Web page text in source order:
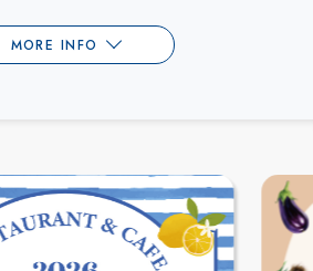
MORE INFO